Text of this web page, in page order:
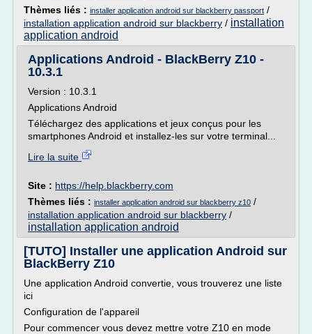
Thèmes liés : installer application android sur blackberry passport /
installation application android sur blackberry / installation
application android
Applications Android - BlackBerry Z10 -
10.3.1
Version : 10.3.1
Applications Android
Téléchargez des applications et jeux conçus pour les
smartphones Android et installez-les sur votre terminal...
Lire la suite
Site : https://help.blackberry.com
Thèmes liés : installer application android sur blackberry z10 /
installation application android sur blackberry /
installation application android
[TUTO] Installer une application Android sur
BlackBerry Z10
Une application Android convertie, vous trouverez une liste
ici
Configuration de l'appareil
Pour commencer vous devez mettre votre Z10 en mode